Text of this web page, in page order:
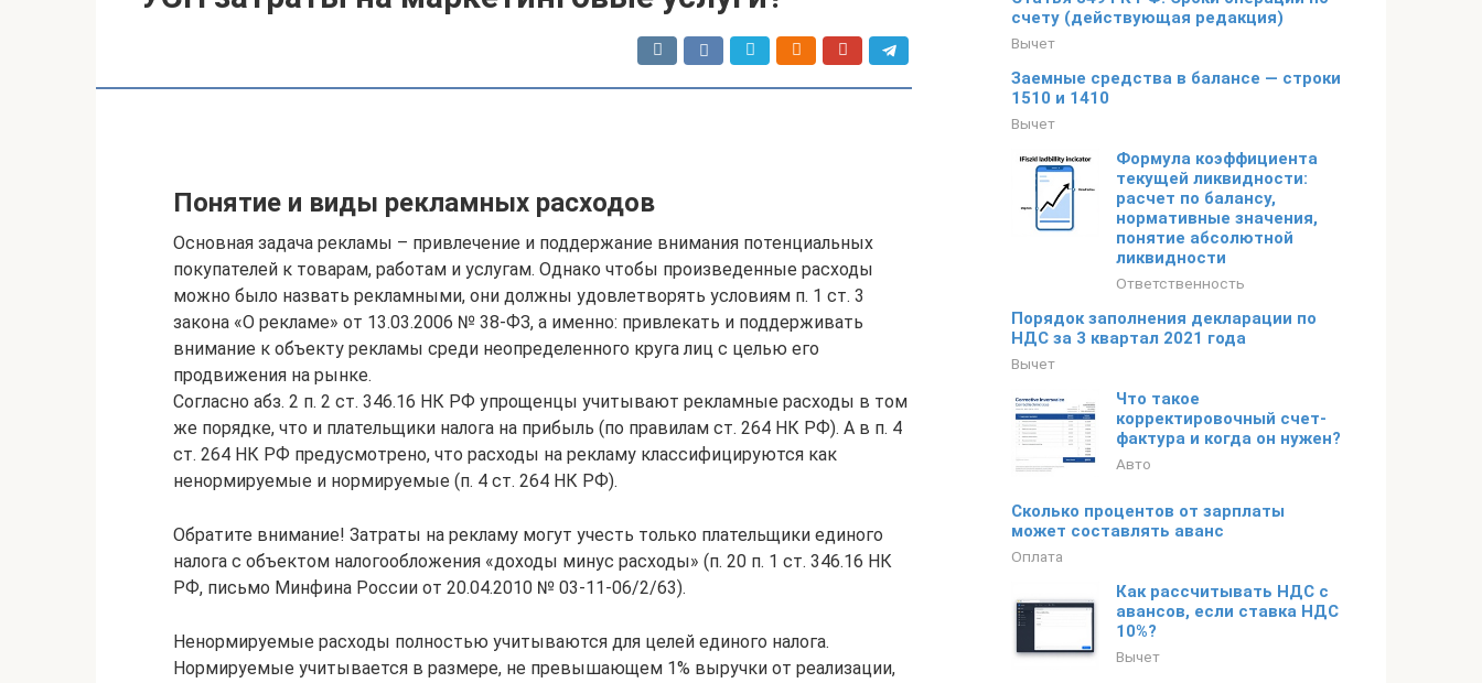
Понятие и виды рекламных расходов
Основная задача рекламы – привлечение и поддержание внимания потенциальных
покупателей к товарам, работам и услугам. Однако чтобы произведенные расходы
можно было назвать рекламными, они должны удовлетворять условиям п. 1 ст. 3
закона «О рекламе» от 13.03.2006 № 38-ФЗ, а именно: привлекать и поддерживать
внимание к объекту рекламы среди неопределенного круга лиц с целью его
продвижения на рынке.
Согласно абз. 2 п. 2 ст. 346.16 НК РФ упрощенцы учитывают рекламные расходы в том
же порядке, что и плательщики налога на прибыль (по правилам ст. 264 НК РФ). А в п. 4
ст. 264 НК РФ предусмотрено, что расходы на рекламу классифицируются как
ненормируемые и нормируемые (п. 4 ст. 264 НК РФ).
Обратите внимание! Затраты на рекламу могут учесть только плательщики единого
налога с объектом налогообложения «доходы минус расходы» (п. 20 п. 1 ст. 346.16 НК
РФ, письмо Минфина России от 20.04.2010 № 03-11-06/2/63).
Ненормируемые расходы полностью учитываются для целей единого налога.
Нормируемые учитывается в размере, не превышающем 1% выручки от реализации,
счету (действующая редакция)
Вычет
Заемные средства в балансе — строки
1510 и 1410
Вычет
Формула коэффициента
текущей ликвидности:
расчет по балансу,
нормативные значения,
понятие абсолютной
ликвидности
Ответственность
Порядок заполнения декларации по
НДС за 3 квартал 2021 года
Вычет
Что такое
корректировочный счет-
фактура и когда он нужен?
Авто
Cколько процентов от зарплаты
может составлять аванс
Оплата
Как рассчитывать НДС с
авансов, если ставка НДС
10%?
Вычет